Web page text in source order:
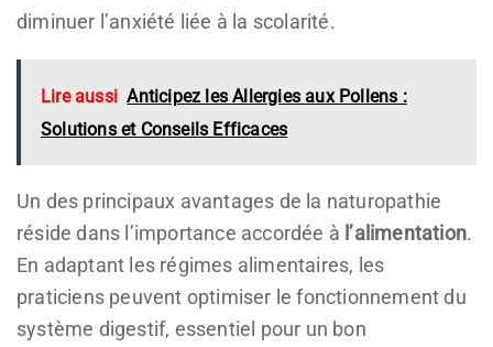
diminuer l’anxiété liée à la scolarité.
Lire aussi Anticipez les Allergies aux Pollens :
Solutions et Conseils Efficaces
Un des principaux avantages de la naturopathie
réside dans l’importance accordée à l’alimentation.
En adaptant les régimes alimentaires, les
praticiens peuvent optimiser le fonctionnement du
système digestif, essentiel pour un bon